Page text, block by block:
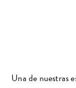
Una de nuestras